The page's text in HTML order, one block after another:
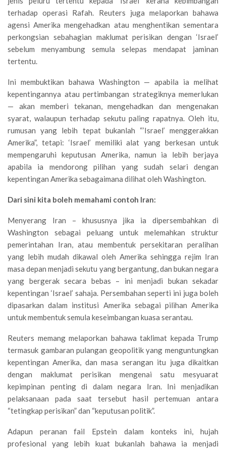
terhadap operasi Rafah. Reuters juga melaporkan bahawa
agensi Amerika mengehadkan atau menghentikan sementara
perkongsian sebahagian maklumat perisikan dengan ‘Israel’
sebelum menyambung semula selepas mendapat jaminan
tertentu.
Ini membuktikan bahawa Washington — apabila ia melihat
kepentingannya atau pertimbangan strategiknya memerlukan
— akan memberi tekanan, mengehadkan dan mengenakan
syarat, walaupun terhadap sekutu paling rapatnya. Oleh itu,
rumusan yang lebih tepat bukanlah “’Israel’ menggerakkan
Amerika”, tetapi: ‘Israel’ memiliki alat yang berkesan untuk
mempengaruhi keputusan Amerika, namun ia lebih berjaya
apabila ia mendorong pilihan yang sudah selari dengan
kepentingan Amerika sebagaimana dilihat oleh Washington.
Dari sini kita boleh memahami contoh Iran:
Menyerang Iran – khususnya jika ia dipersembahkan di
Washington sebagai peluang untuk melemahkan struktur
pemerintahan Iran, atau membentuk persekitaran peralihan
yang lebih mudah dikawal oleh Amerika sehingga rejim Iran
masa depan menjadi sekutu yang bergantung, dan bukan negara
yang bergerak secara bebas – ini menjadi bukan sekadar
kepentingan ‘Israel’ sahaja. Persembahan seperti ini juga boleh
dipasarkan dalam institusi Amerika sebagai pilihan Amerika
untuk membentuk semula keseimbangan kuasa serantau.
Reuters memang melaporkan bahawa taklimat kepada Trump
termasuk gambaran pulangan geopolitik yang menguntungkan
kepentingan Amerika, dan masa serangan itu juga dikaitkan
dengan maklumat perisikan mengenai satu mesyuarat
kepimpinan penting di dalam negara Iran. Ini menjadikan
pelaksanaan pada saat tersebut hasil pertemuan antara
“tetingkap perisikan” dan “keputusan politik”.
Adapun peranan fail Epstein dalam konteks ini, hujah
profesional yang lebih kuat bukanlah bahawa ia menjadi